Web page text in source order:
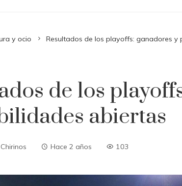
y ocio Resultados de los playoffs: ganadores y
de los
abiertas
Hace 2 años 103